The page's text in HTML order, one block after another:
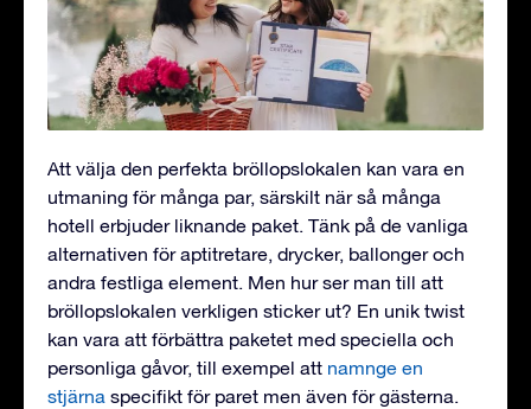
Att välja den perfekta bröllopslokalen kan vara en
utmaning för många par, särskilt när så många
hotell erbjuder liknande paket. Tänk på de vanliga
alternativen för aptitretare, drycker, ballonger och
andra festliga element. Men hur ser man till att
bröllopslokalen verkligen sticker ut? En unik twist
kan vara att förbättra paketet med speciella och
personliga gåvor, till exempel att namnge en
stjärna specifikt för paret men även för gästerna.